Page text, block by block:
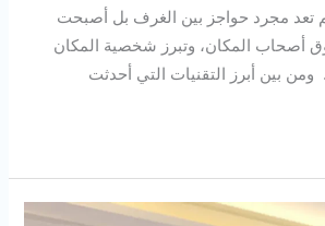
تعد مجرد حواجز بين الغرف بل أصبحت
أصحاب المكان، وتبرز شخصية المكان
ومن بين أبرز التقنيات التي أحدثت